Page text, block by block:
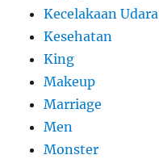
Kecelakaan Udara
Kesehatan
King
Makeup
Marriage
Men
Monster